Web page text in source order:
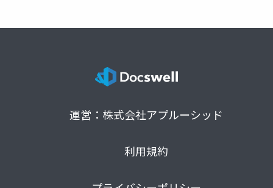
運営：株式会社アプルーシッド
利用規約